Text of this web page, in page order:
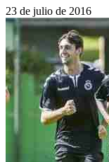
23 de julio de 2016